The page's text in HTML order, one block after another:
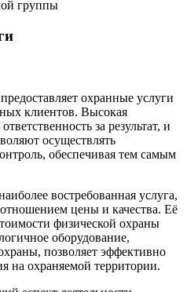
группы
охранные услуги
клиентов. Высокая
за результат, и
осуществлять
обеспечивая тем самым
востребованная услуга,
цены и качества. Её
физической охраны
оборудование,
позволяет эффективно
на охраняемой территории.